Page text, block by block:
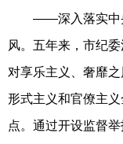
——深入落实中央
风。五年来，市纪委
对享乐主义、奢靡
形式主义和官僚主
点。通过开设监督